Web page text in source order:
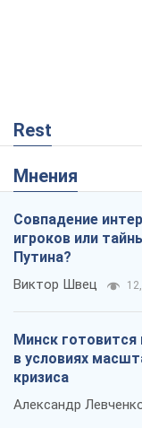
Rest
Мнения
Совпадение
игроков или
Путина?
Виктор Швец
Минск
в условиях
кризиса
Александр